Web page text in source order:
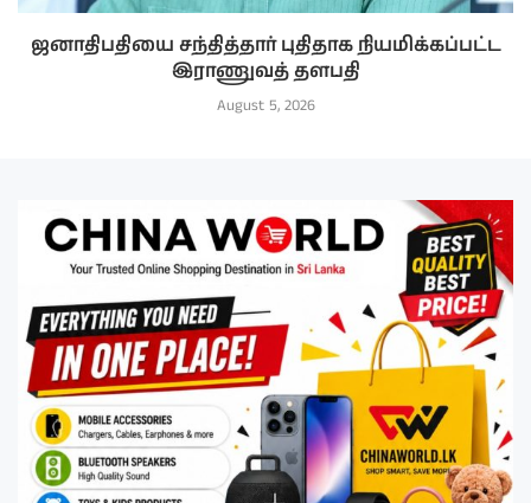
ஜனாதிபதியை சந்தித்தார் புதிதாக நியமிக்கப்பட்ட
இராணுவத் தளபதி
August 5, 2026